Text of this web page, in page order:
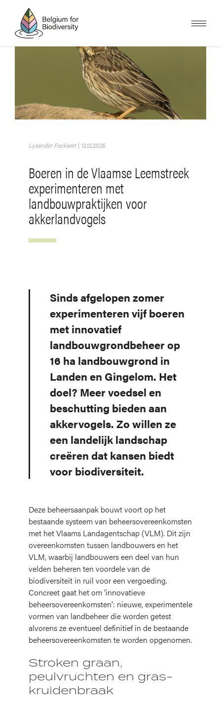
inhoud
gaan
Lysander Fockaert | 12.12.2025
Boeren in de Vlaamse Leemstreek
experimenteren met
landbouwpraktijken voor
akkerlandvogels
Sinds afgelopen zomer
experimenteren vijf boeren
met innovatief
landbouwgrondbeheer op
16 ha landbouwgrond in
Landen en Gingelom. Het
doel? Meer voedsel en
beschutting bieden aan
akkervogels. Zo willen ze
een landelijk landschap
creëren dat kansen biedt
voor biodiversiteit.
Deze beheersaanpak bouwt voort op het
bestaande systeem van beheersovereenkomsten
met het Vlaams Landagentschap (VLM). Dit zijn
overeenkomsten tussen landbouwers en het
VLM, waarbij landbouwers een deel van hun
velden beheren ten voordele van de
biodiversiteit in ruil voor een vergoeding.
Concreet gaat het om ‘innovatieve
beheersovereenkomsten’: nieuwe, experimentele
vormen van landbeheer die worden getest
alvorens ze eventueel definitief in de bestaande
beheersovereenkomsten te worden opgenomen.
Stroken graan,
peulvruchten en gras-
kruidenbraak